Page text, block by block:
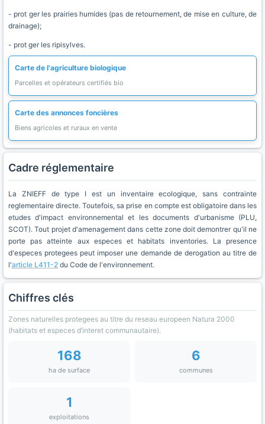
- prot ger les prairies humides (pas de retournement, de mise en culture, de
drainage);
- prot ger les ripisylves.
Carte de l'agriculture biologique
Parcelles et opérateurs certifiés bio
Carte des annonces foncières
Biens agricoles et ruraux en vente
Cadre réglementaire
La ZNIEFF de type I est un inventaire ecologique, sans contrainte
reglementaire directe. Toutefois, sa prise en compte est obligatoire dans les
etudes d'impact environnemental et les documents d'urbanisme (PLU,
SCOT). Tout projet d'amenagement dans cette zone doit demontrer qu'il ne
porte pas atteinte aux especes et habitats inventories. La presence
d'especes protegees peut imposer une demande de derogation au titre de
l'article L411-2 du Code de l'environnement.
Chiffres clés
Zones naturelles protegees au titre du reseau europeen Natura 2000
(habitats et especes d’interet communautaire).
168
ha de surface
6
communes
1
exploitations